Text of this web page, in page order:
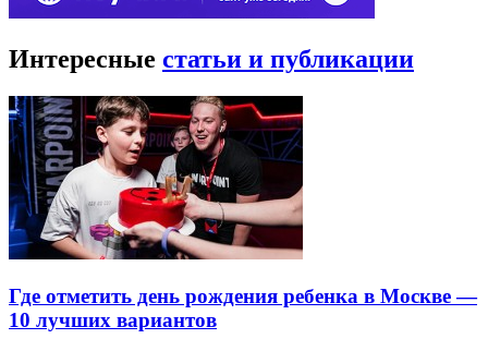
Интересные статьи и публикации
Где отметить день рождения ребенка в Москве —
10 лучших вариантов